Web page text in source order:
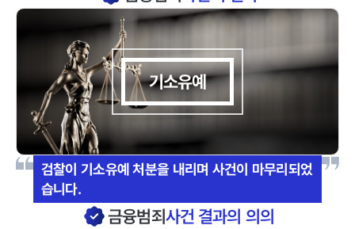
기소유예
검찰이 기소유예 처분을 내리며 사건이 마무리되었
습니다.
금융범죄사건 결과의 의의